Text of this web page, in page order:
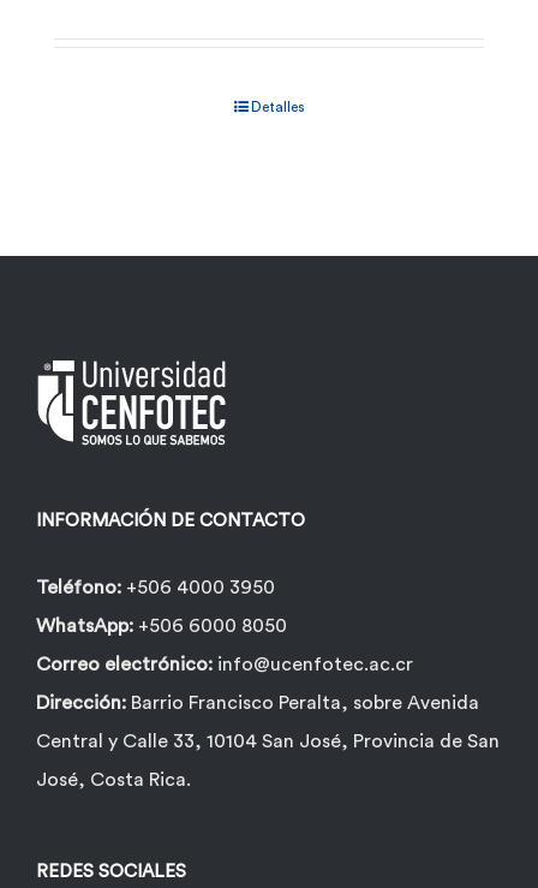
Detalles
INFORMACIÓN DE CONTACTO
Teléfono: +506 4000 3950
WhatsApp: +506 6000 8050
Correo electrónico: info@ucenfotec.ac.cr
Dirección: Barrio Francisco Peralta, sobre Avenida
Central y Calle 33, 10104 San José, Provincia de San
José, Costa Rica.
REDES SOCIALES